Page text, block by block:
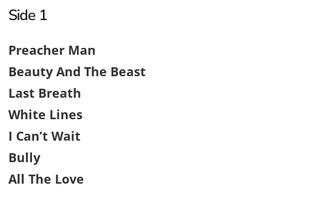
Side 1
Preacher Man
Beauty And The Beast
Last Breath
White Lines
I Can’t Wait
Bully
All The Love